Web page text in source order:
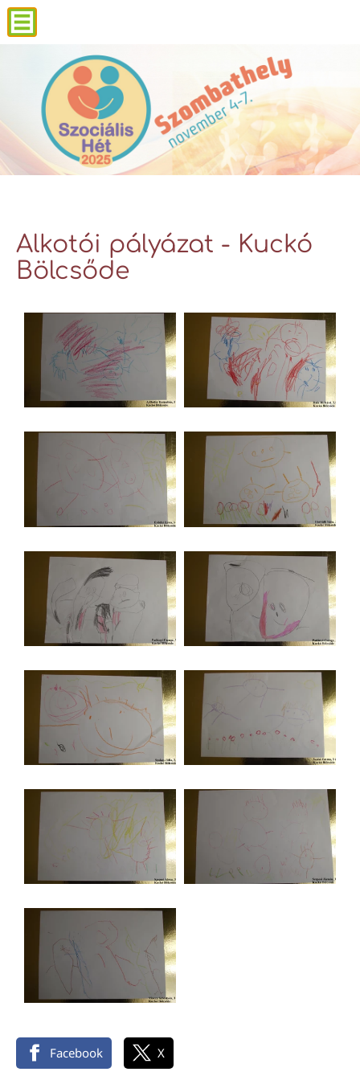
Alkotói pályázat - Kuckó
Bölcsőde
Facebook X